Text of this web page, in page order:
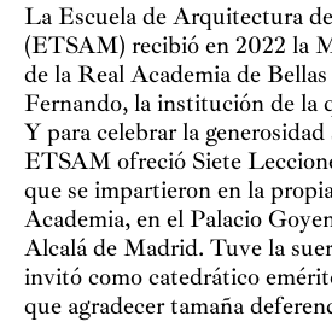
La Escuela de Arquitectura
(ETSAM) recibió en 2022 la
de la Real Academia de
Fernando, la institución de la
Y para celebrar la
ETSAM ofreció Siete
que se impartieron en la
Academia, en el Palacio
Alcalá de Madrid. Tuve la
invitó como catedrático
que agradecer tamaña